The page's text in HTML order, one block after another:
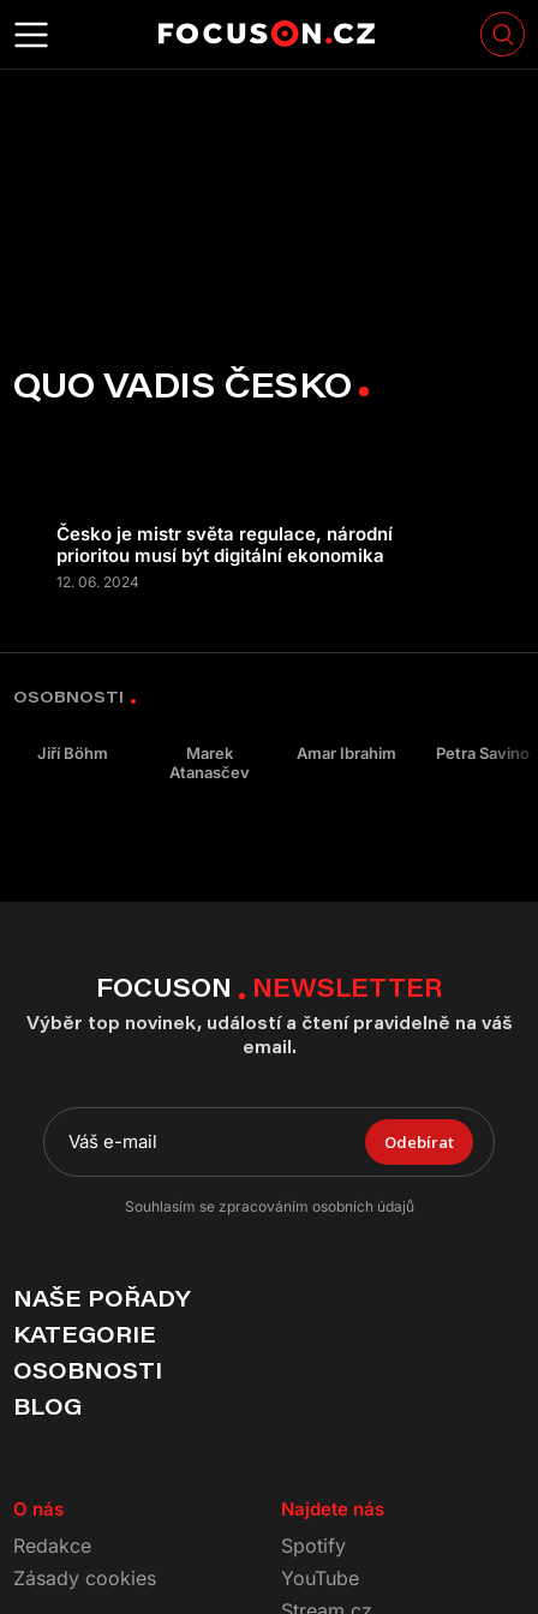
QUO VADIS ČESKO
Česko je mistr světa regulace, národní
prioritou musí být digitální ekonomika
12. 06. 2024
OSOBNOSTI
Jiří Böhm
Marek
Atanasčev
Amar Ibrahim Petra Savino
FOCUSON NEWSLETTER
Výběr top novinek, událostí a čtení pravidelně na váš
email.
Odebírat
Souhlasím se zpracováním osobních údajů
NAŠE POŘADY
KATEGORIE
OSOBNOSTI
BLOG
O nás
Redakce
Zásady cookies
Najdete nás
Spotify
YouTube